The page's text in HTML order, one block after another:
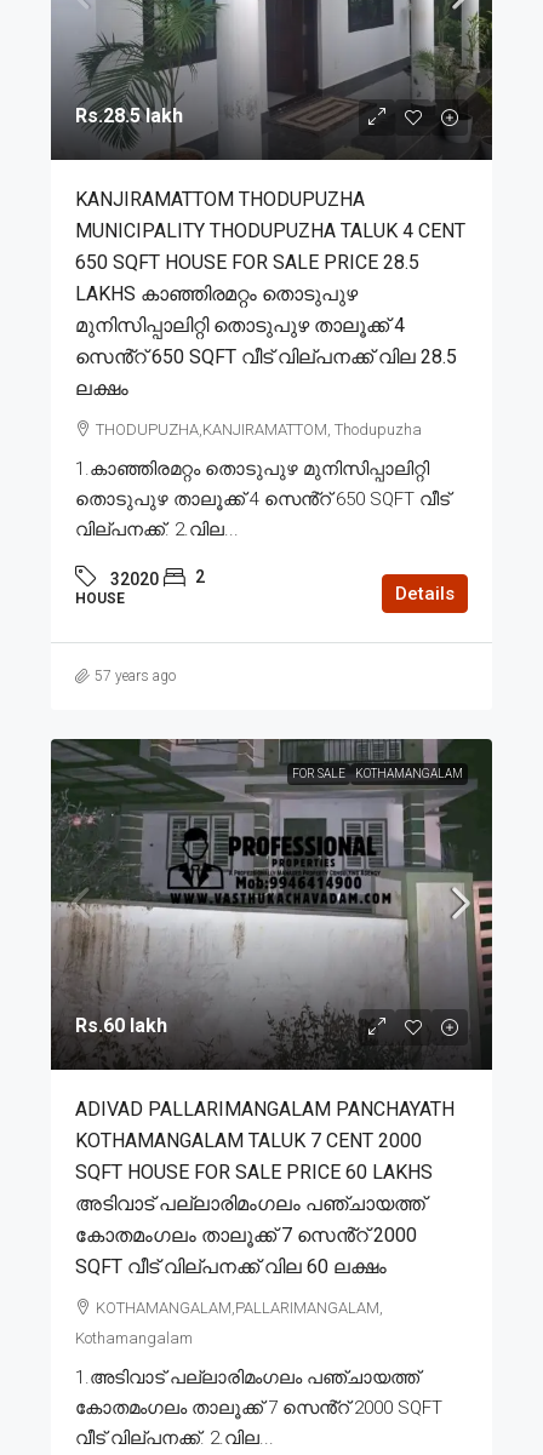
Rs.28.5 lakh
KANJIRAMATTOM THODUPUZHA
MUNICIPALITY THODUPUZHA TALUK 4 CENT
650 SQFT HOUSE FOR SALE PRICE 28.5
LAKHS കാഞ്ഞിരമറ്റം തൊടുപുഴ
മുനിസിപ്പാലിറ്റി തൊടുപുഴ താലൂക്ക് 4
സെൻ്റ് 650 SQFT വീട് വില്പനക്ക് വില 28.5
ലക്ഷം
THODUPUZHA,KANJIRAMATTOM, Thodupuzha
1.കാഞ്ഞിരമറ്റം തൊടുപുഴ മുനിസിപ്പാലിറ്റി
തൊടുപുഴ താലൂക്ക് 4 സെൻ്റ് 650 SQFT വീട്
വില്പനക്ക്. 2.വില...
32020 2
HOUSE Details
57 years ago
FOR SALE KOTHAMANGALAM
Rs.60 lakh
ADIVAD PALLARIMANGALAM PANCHAYATH
KOTHAMANGALAM TALUK 7 CENT 2000
SQFT HOUSE FOR SALE PRICE 60 LAKHS
അടിവാട് പല്ലാരിമംഗലം പഞ്ചായത്ത്
കോതമംഗലം താലൂക്ക് 7 സെൻ്റ് 2000
SQFT വീട് വില്പനക്ക് വില 60 ലക്ഷം
KOTHAMANGALAM,PALLARIMANGALAM,
Kothamangalam
1.അടിവാട് പല്ലാരിമംഗലം പഞ്ചായത്ത്
കോതമംഗലം താലൂക്ക് 7 സെൻ്റ് 2000 SQFT
വീട് വില്പനക്ക്. 2.വില...